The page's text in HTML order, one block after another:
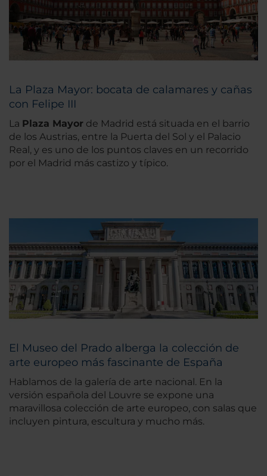
La Plaza Mayor: bocata de calamares y cañas
con Felipe III
La Plaza Mayor de Madrid está situada en el barrio
de los Austrias, entre la Puerta del Sol y el Palacio
Real, y es uno de los puntos claves en un recorrido
por el Madrid más castizo y típico.
El Museo del Prado alberga la colección de
arte europeo más fascinante de España
Hablamos de la galería de arte nacional. En la
versión española del Louvre se expone una
maravillosa colección de arte europeo, con salas que
incluyen pintura, escultura y mucho más.